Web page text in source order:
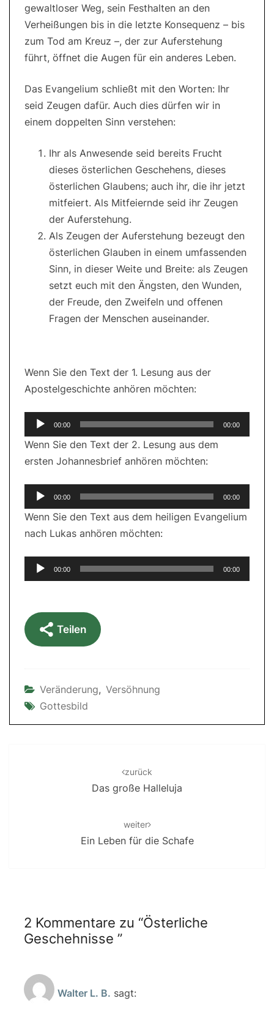
gewaltloser Weg, sein Festhalten an den
Verheißungen bis in die letzte Konsequenz – bis
zum Tod am Kreuz –, der zur Auferstehung
führt, öffnet die Augen für ein anderes Leben.
Das Evangelium schließt mit den Worten: Ihr
seid Zeugen dafür. Auch dies dürfen wir in
einem doppelten Sinn verstehen:
Ihr als Anwesende seid bereits Frucht
dieses österlichen Geschehens, dieses
österlichen Glaubens; auch ihr, die ihr jetzt
mitfeiert. Als Mitfeiernde seid ihr Zeugen
der Auferstehung.
Als Zeugen der Auferstehung bezeugt den
österlichen Glauben in einem umfassenden
Sinn, in dieser Weite und Breite: als Zeugen
setzt euch mit den Ängsten, den Wunden,
der Freude, den Zweifeln und offenen
Fragen der Menschen auseinander.
Wenn Sie den Text der 1. Lesung aus der
Apostelgeschichte anhören möchten:
Audio-
Player
00:00 00:00
Wenn Sie den Text der 2. Lesung aus dem
ersten Johannesbrief anhören möchten:
Audio-
Player
00:00 00:00
Wenn Sie den Text aus dem heiligen Evangelium
nach Lukas anhören möchten:
Audio-
Player
00:00 00:00
Teilen
Veränderung, Versöhnung
Gottesbild
zurück
Das große Halleluja
weiter
Ein Leben für die Schafe
2 Kommentare zu “Österliche
Geschehnisse ”
Walter L. B. sagt: